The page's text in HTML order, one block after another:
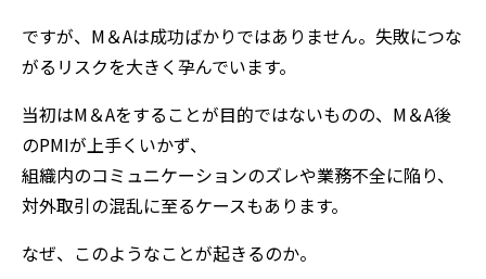
ですが、M＆Aは成功ばかりではありません。失敗につな
がるリスクを大きく孕んでいます。
当初はM＆Aをすることが目的ではないものの、M＆A後
のPMIが上手くいかず、
組織内のコミュニケーションのズレや業務不全に陥り、
対外取引の混乱に至るケースもあります。
なぜ、このようなことが起きるのか。